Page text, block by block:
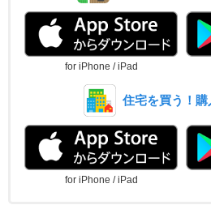
for iPhone / iPad
住宅を買う！
for iPhone / iPad